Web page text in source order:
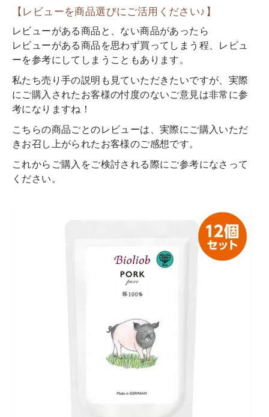
【レビューを商品選びにご活用ください♪】
レビューがある商品と、ない商品があったら
レビューがある商品を思わず買ってしまう程、レビュ
ーを参考にしてしまうこともあります。
私たち売り手の説明も見ていただきたいですが、実際
にご購入されたお客様の忖度のないご意見は非常に参
考になりますね！
こちらの商品ごとのレビューは、実際にご購入いただ
きお召し上がられたお客様のご感想です。
これからご購入をご検討される際にご参考になさって
ください。